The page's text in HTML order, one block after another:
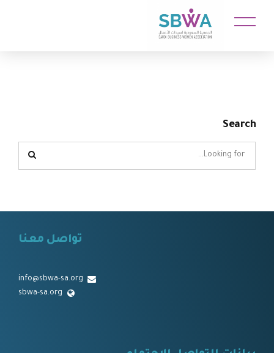
Search
تواصل معنا
info@sbwa-sa.org
sbwa-sa.org